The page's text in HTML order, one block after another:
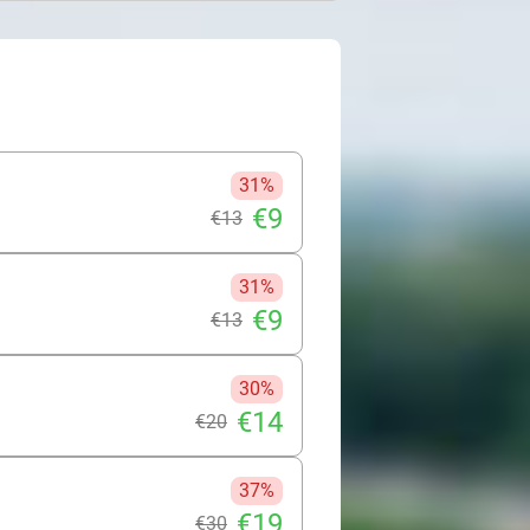
31%
€13 €9
31%
€13 €9
30%
€20 €14
37%
€30